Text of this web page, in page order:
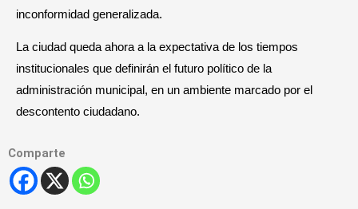
inconformidad generalizada.
La ciudad queda ahora a la expectativa de los tiempos
institucionales que definirán el futuro político de la
administración municipal, en un ambiente marcado por el
descontento ciudadano.
Comparte